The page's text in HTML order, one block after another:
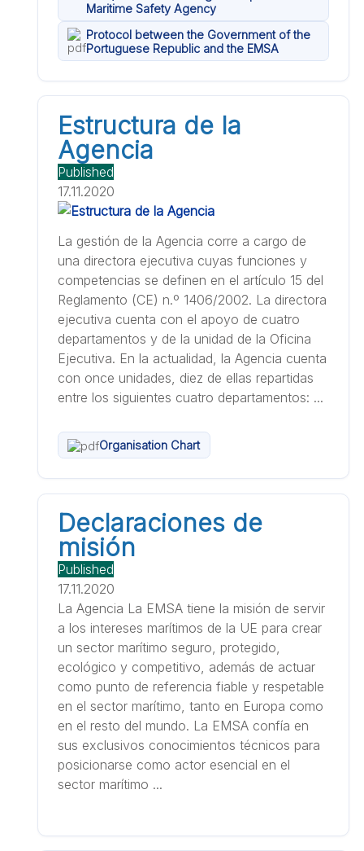
Maritime Safety Agency
Protocol between the Government of the
Portuguese Republic and the EMSA
Estructura de la
Agencia
Published
17.11.2020
La gestión de la Agencia corre a cargo de
una directora ejecutiva cuyas funciones y
competencias se definen en el artículo 15 del
Reglamento (CE) n.º 1406/2002. La directora
ejecutiva cuenta con el apoyo de cuatro
departamentos y de la unidad de la Oficina
Ejecutiva. En la actualidad, la Agencia cuenta
con once unidades, diez de ellas repartidas
entre los siguientes cuatro departamentos: ...
Organisation Chart
Declaraciones de
misión
Published
17.11.2020
La Agencia La EMSA tiene la misión de servir
a los intereses marítimos de la UE para crear
un sector marítimo seguro, protegido,
ecológico y competitivo, además de actuar
como punto de referencia fiable y respetable
en el sector marítimo, tanto en Europa como
en el resto del mundo. La EMSA confía en
sus exclusivos conocimientos técnicos para
posicionarse como actor esencial en el
sector marítimo ...